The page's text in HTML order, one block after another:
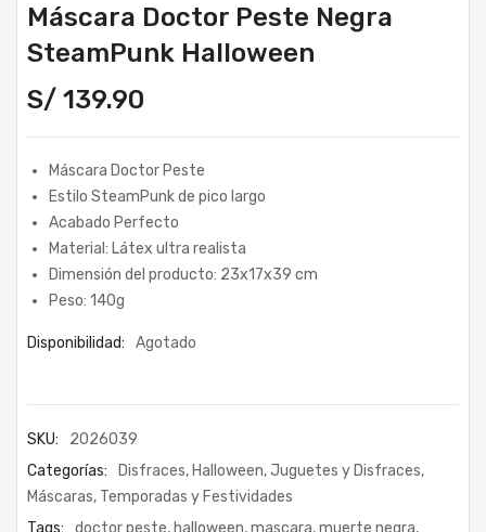
Máscara Doctor Peste Negra
SteamPunk Halloween
S/ 139.90
Máscara Doctor Peste
Estilo SteamPunk de pico largo
Acabado Perfecto
Material: Látex ultra realista
Dimensión del producto: 23x17x39 cm
Peso: 140g
Disponibilidad: Agotado
SKU:
2026039
Categorías:
Disfraces, Halloween,Juguetes y Disfraces,
Máscaras, Temporadas y Festividades
Tags:
doctor peste, halloween,mascara,muerte negra,